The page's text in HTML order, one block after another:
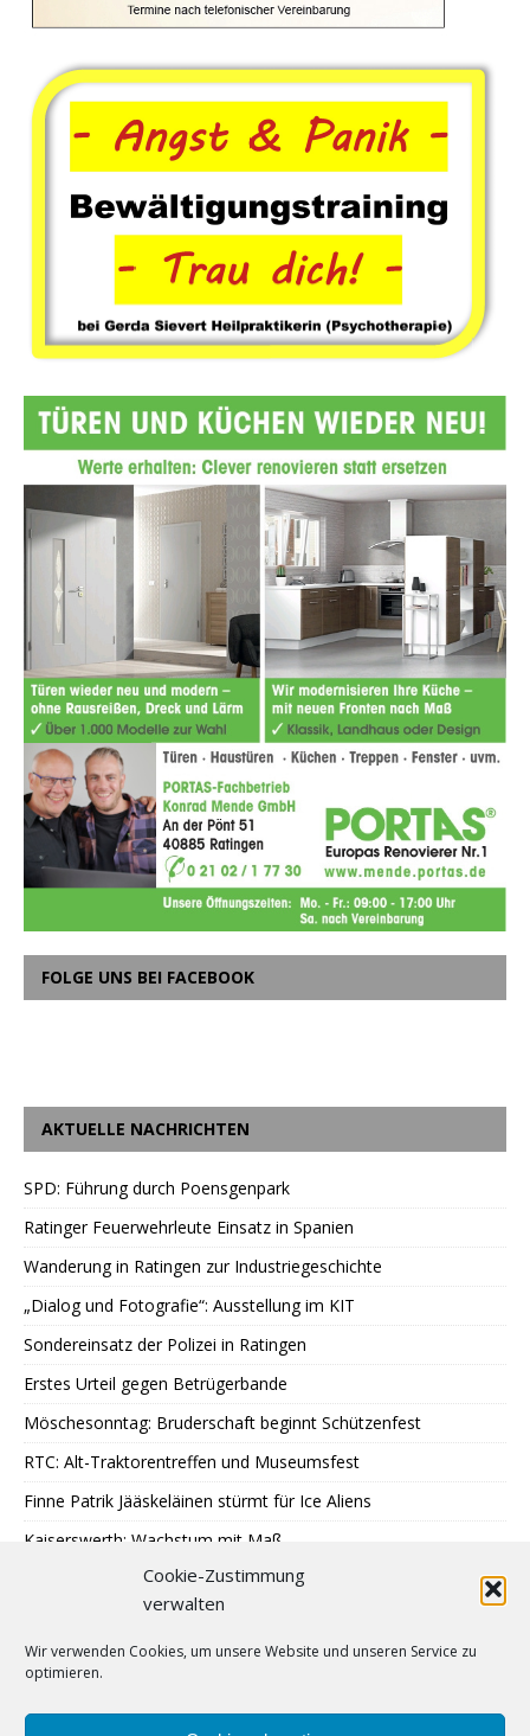
Cookie-Zustimmung
verwalten
Wir verwenden Cookies, um unsere Website und unseren Service zu
optimieren.
FOLGE UNS BEI FACEBOOK
AKTUELLE NACHRICHTEN
SPD: Führung durch Poensgenpark
Ratinger Feuerwehrleute Einsatz in Spanien
Wanderung in Ratingen zur Industriegeschichte
„Dialog und Fotografie“: Ausstellung im KIT
Sondereinsatz der Polizei in Ratingen
Erstes Urteil gegen Betrügerbande
Möschesonntag: Bruderschaft beginnt Schützenfest
RTC: Alt-Traktorentreffen und Museumsfest
Finne Patrik Jääskeläinen stürmt für Ice Aliens
Kaiserswerth: Wachstum mit Maß
Gemeinsames Lesen im Park
Hochbeete am JUZ Eggerscheidt